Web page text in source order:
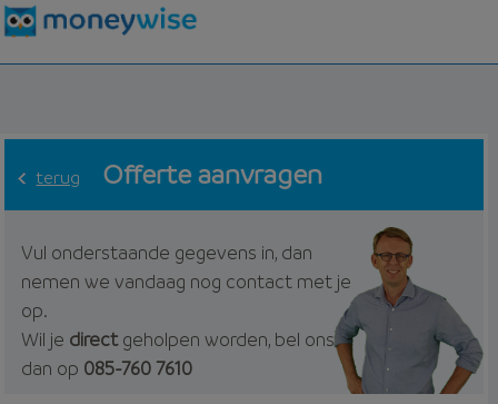
terug Offerte aanvragen
Vul onderstaande gegevens in, dan
nemen we vandaag nog contact met je
op.
Wil je directgeholpen worden, bel ons
dan op 085-760 7610